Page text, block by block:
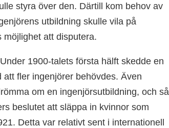
styra över den. Därtill kom behov av
utbildning skulle vila på
att disputera.
1900-talets första hälft skedde en
fler ingenjörer behövdes. Även
om en ingenjörsutbildning, och så
beslutet att släppa in kvinnor som
Detta var relativt sent i internationell